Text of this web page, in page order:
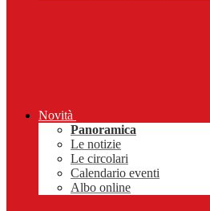
Novità
Panoramica
Le notizie
Le circolari
Calendario eventi
Albo online